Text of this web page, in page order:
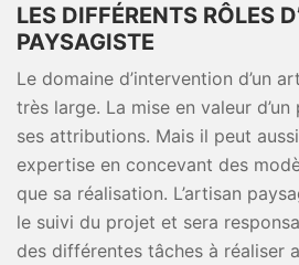
LES DIFFÉRENTS RÔLES
PAYSAGISTE
Le domaine d’intervention d’un
très large. La mise en valeur
ses attributions. Mais il peut
expertise en concevant des
que sa réalisation. L’artisan
le suivi du projet et sera
des différentes tâches à réaliser